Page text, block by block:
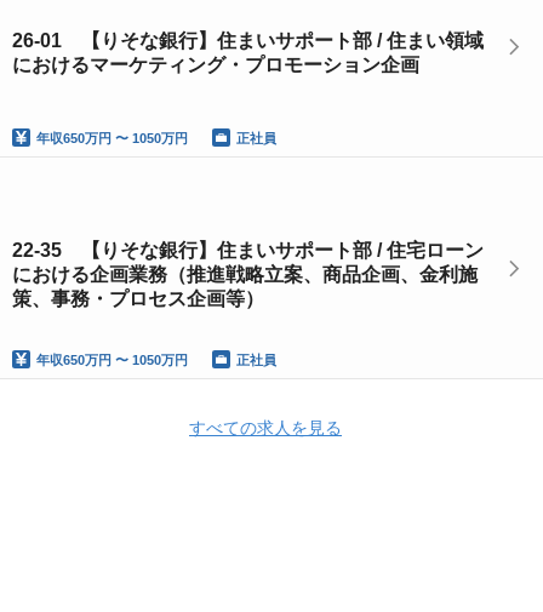
26‐01 【りそな銀行】住まいサポート部 / 住まい領域
におけるマーケティング・プロモーション企画
年収650万円 〜 1050万円 正社員
22-35 【りそな銀行】住まいサポート部 / 住宅ローン
における企画業務（推進戦略立案、商品企画、金利施
策、事務・プロセス企画等）
年収650万円 〜 1050万円 正社員
すべての求人を見る